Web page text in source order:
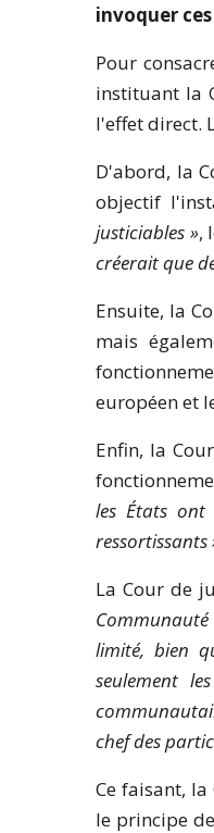
invoquer
Pour
instituant la
l'effet direct.
D'abord, la
objectif
justiciables »,
créerait que
Ensuite, la
mais
européen et
Enfin, la
les États ont
ressortissants
La Cour de
limité, bien
seulement
chef des
Ce faisant,
le principe